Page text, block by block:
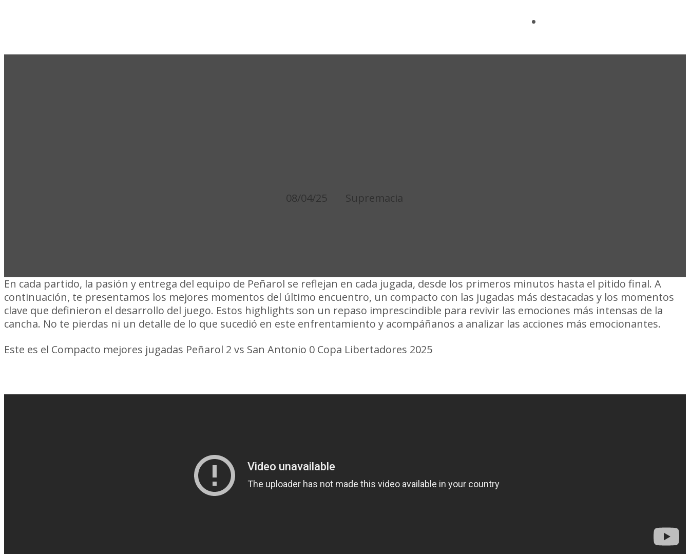
08/04/25 Supremacia
En cada partido, la pasión y entrega del equipo de Peñarol se reflejan en cada jugada, desde los primeros minutos hasta el pitido final. A
continuación, te presentamos los mejores momentos del último encuentro, un compacto con las jugadas más destacadas y los momentos
clave que definieron el desarrollo del juego. Estos highlights son un repaso imprescindible para revivir las emociones más intensas de la
cancha. No te pierdas ni un detalle de lo que sucedió en este enfrentamiento y acompáñanos a analizar las acciones más emocionantes.
Este es el Compacto mejores jugadas Peñarol 2 vs San Antonio 0 Copa Libertadores 2025